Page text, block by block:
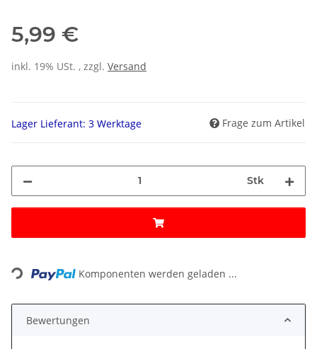
5,99 €
inkl. 19% USt. , zzgl. Versand
Lager Lieferant: 3 Werktage Frage zum Artikel
Stk
Komponenten werden geladen ...
Bewertungen